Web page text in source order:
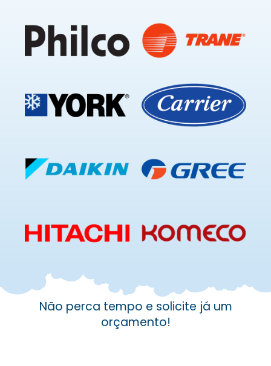
Não perca tempo e solicite já um
orçamento!